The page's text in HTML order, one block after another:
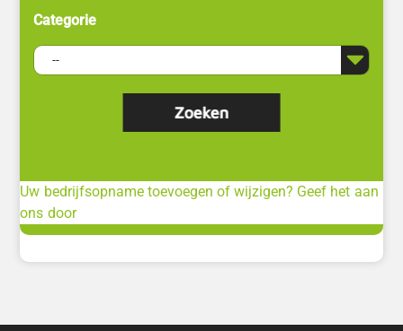
Categorie
Uw bedrijfsopname toevoegen of wijzigen? Geef het aan
ons door